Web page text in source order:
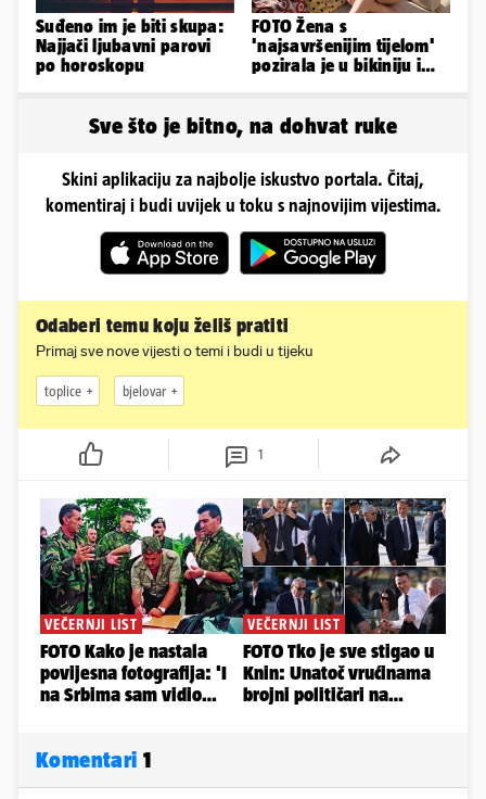
Suđeno im je biti skupa:
Najjači ljubavni parovi
po horoskopu
FOTO Žena s
'najsavršenijim tijelom'
pozirala je u bikiniju i
Sve što je bitno, na dohvat ruke
Skini aplikaciju za najbolje iskustvo portala. Čitaj,
komentiraj i budi uvijek u toku s najnovijim vijestima.
Odaberi temu koju želiš pratiti
Primaj sve nove vijesti o temi i budi u tijeku
toplice bjelovar
1
Komentari 1